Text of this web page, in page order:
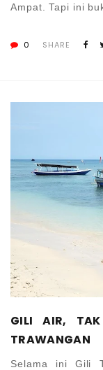
Ampat. Tapi ini
0 SHARE
GILI AIR, TAK
TRAWANGAN
Selama ini Gili